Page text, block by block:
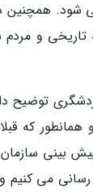
1401 اعتبارات
برای این موزه
که
بینی
می